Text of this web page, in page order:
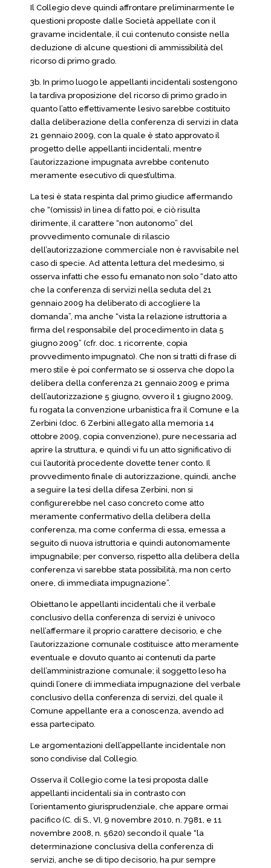
Il Collegio deve quindi affrontare preliminarmente le
questioni proposte dalle Società appellate con il
gravame incidentale, il cui contenuto consiste nella
deduzione di alcune questioni di ammissibilità del
ricorso di primo grado.
3b. In primo luogo le appellanti incidentali sostengono
la tardiva proposizione del ricorso di primo grado in
quanto l’atto effettivamente lesivo sarebbe costituito
dalla deliberazione della conferenza di servizi in data
21 gennaio 2009, con la quale è stato approvato il
progetto delle appellanti incidentali, mentre
l’autorizzazione impugnata avrebbe contenuto
meramente esecutivo di quest’ultima.
La tesi è stata respinta dal primo giudice affermando
che “(omissis) in linea di fatto poi, e ciò risulta
dirimente, il carattere “non autonomo” del
provvedimento comunale di rilascio
dell’autorizzazione commerciale non è ravvisabile nel
caso di specie. Ad attenta lettura del medesimo, si
osserva infatti che esso fu emanato non solo “dato atto
che la conferenza di servizi nella seduta del 21
gennaio 2009 ha deliberato di accogliere la
domanda”, ma anche “vista la relazione istruttoria a
firma del responsabile del procedimento in data 5
giugno 2009” (cfr. doc. 1 ricorrente, copia
provvedimento impugnato). Che non si tratti di frase di
mero stile è poi confermato se si osserva che dopo la
delibera della conferenza 21 gennaio 2009 e prima
dell’autorizzazione 5 giugno, ovvero il 1 giugno 2009,
fu rogata la convenzione urbanistica fra il Comune e la
Zerbini (doc. 6 Zerbini allegato alla memoria 14
ottobre 2009, copia convenzione), pure necessaria ad
aprire la struttura, e quindi vi fu un atto significativo di
cui l’autorità procedente dovette tener conto. Il
provvedimento finale di autorizzazione, quindi, anche
a seguire la tesi della difesa Zerbini, non si
configurerebbe nel caso concreto come atto
meramente confermativo della delibera della
conferenza, ma come conferma di essa, emessa a
seguito di nuova istruttoria e quindi autonomamente
impugnabile; per converso, rispetto alla delibera della
conferenza vi sarebbe stata possibilità, ma non certo
onere, di immediata impugnazione”.
Obiettano le appellanti incidentali che il verbale
conclusivo della conferenza di servizi è univoco
nell’affermare il proprio carattere decisorio, e che
l’autorizzazione comunale costituisce atto meramente
eventuale e dovuto quanto ai contenuti da parte
dell’amministrazione comunale; il soggetto leso ha
quindi l’onere di immediata impugnazione del verbale
conclusivo della conferenza di servizi, del quale il
Comune appellante era a conoscenza, avendo ad
essa partecipato.
Le argomentazioni dell’appellante incidentale non
sono condivise dal Collegio.
Osserva il Collegio come la tesi proposta dalle
appellanti incidentali sia in contrasto con
l’orientamento giurisprudenziale, che appare ormai
pacifico (C. di S., VI, 9 novembre 2010, n. 7981, e 11
novembre 2008, n. 5620) secondo il quale “la
determinazione conclusiva della conferenza di
servizi, anche se di tipo decisorio, ha pur sempre